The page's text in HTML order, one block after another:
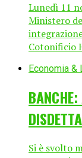
Lunedì 11
Ministero
Cotonificio
Economia &
Si è svolto